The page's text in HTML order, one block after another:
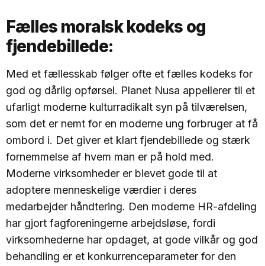
Fælles moralsk kodeks og
fjendebillede:
Med et fællesskab følger ofte et fælles kodeks for
god og dårlig opførsel. Planet Nusa appellerer til et
ufarligt moderne kulturradikalt syn på tilværelsen,
som det er nemt for en moderne ung forbruger at få
ombord i. Det giver et klart fjendebillede og stærk
fornemmelse af hvem man er på hold med.
Moderne virksomheder er blevet gode til at
adoptere menneskelige værdier i deres
medarbejder håndtering. Den moderne HR-afdeling
har gjort fagforeningerne arbejdsløse, fordi
virksomhederne har opdaget, at gode vilkår og god
behandling er et konkurrenceparameter for den